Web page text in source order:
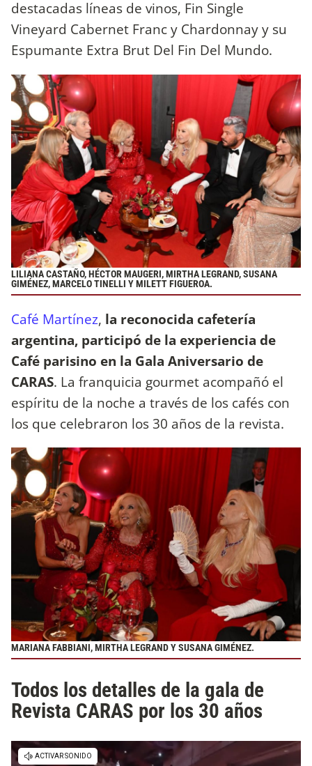
destacadas líneas de vinos, Fin Single
Vineyard Cabernet Franc y Chardonnay y su
Espumante Extra Brut Del Fin Del Mundo.
LILIANA CASTAÑO, HÉCTOR MAUGERI, MIRTHA LEGRAND, SUSANA
GIMÉNEZ, MARCELO TINELLI Y MILETT FIGUEROA.
Café Martínez, la reconocida cafetería
argentina, participó de la experiencia de
Café parisino en la Gala Aniversario de
CARAS. La franquicia gourmet acompañó el
espíritu de la noche a través de los cafés con
los que celebraron los 30 años de la revista.
MARIANA FABBIANI, MIRTHA LEGRAND Y SUSANA GIMÉNEZ.
Todos los detalles de la gala de
Revista CARAS por los 30 años